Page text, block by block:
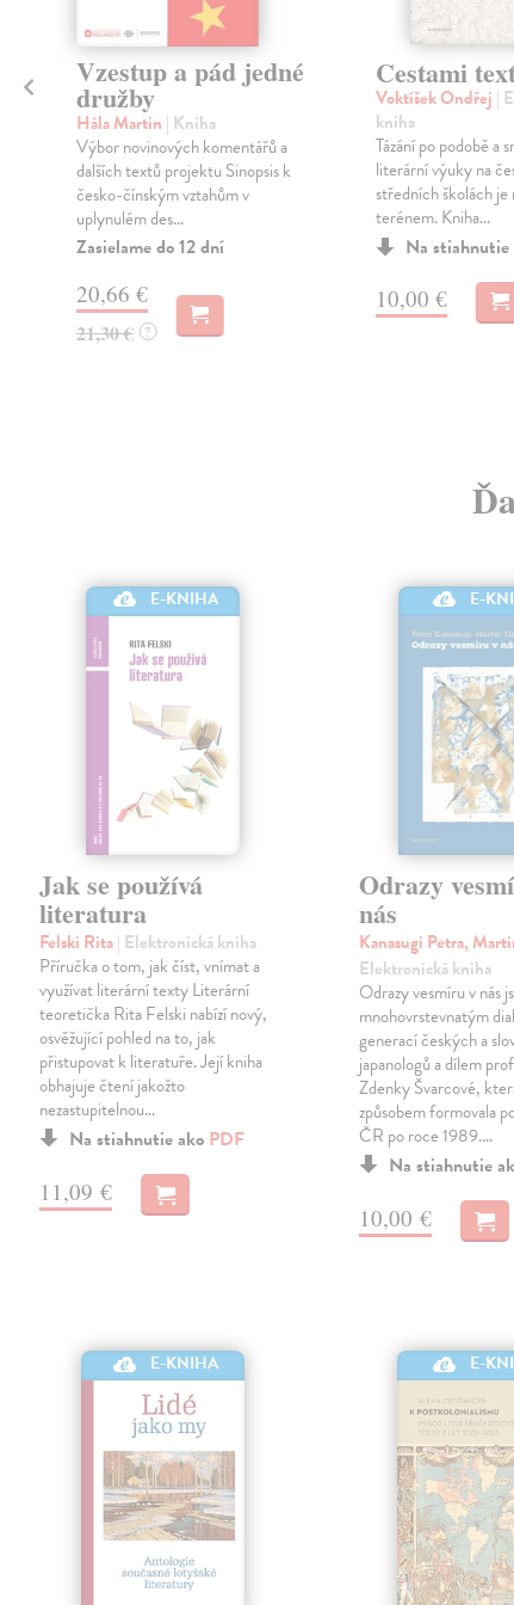
Vzestup a pád jedné
družby
Hála Martin | Kniha
Výbor novinových komentářů a
dalších textů projektu Sinopsis k
česko-čínským vztahům v
uplynulém des...
Zasielame do 12 dní
20,66 €
21,30 € ?
Cestami
Voktíšek Ondřej |
kniha
Tázání po podobě a
literární výuky na
středních školách je
terénem. Kniha...
Na stiahnutie
10,00 €
E-KNIHA
Jak se používá
literatura
Felski Rita| Elektronická kniha
Příručka o tom, jak číst, vnímat a
využívat literární texty Literární
teoretička Rita Felski nabízí nový,
osvěžující pohled na to, jak
přistupovat k literatuře. Její kniha
obhajuje čtení jakožto
nezastupitelnou…
Na stiahnutie ako PDF
11,09 €
E-
Odrazy
nás
Kanasugi Petra,
Elektronická kniha
Odrazy vesmíru v nás
mnohovrstevnatým
generací českých a
japanologů a dílem
Zdenky Švarcové,
způsobem formovala
ČR po roce 1989.…
Na stiahnutie
10,00 €
E-KNIHA E-